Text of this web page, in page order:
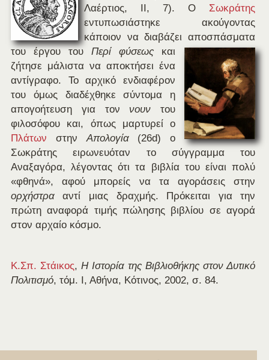
Λαέρτιος, ΙΙ, 7). Ο Σωκράτης
εντυπωσιάστηκε ακούγοντας
κάποιον να διαβάζειαποσπάσματα
του έργου τουΠερί φύσεως και
ζήτησε μάλιστα να αποκτήσει ένα
αντίγραφο. Το αρχικό ενδιαφέρον
του όμως διαδέχθηκε σύντομα η
απογοήτευση για τον νουν του
φιλοσόφου και, όπως μαρτυρεί ο
Πλάτων στηνΑπολογία(26d) ο
Σωκράτης ειρωνευόταν το σύγγραμμα του
Αναξαγόρα, λέγοντας ότι τα βιβλία του είναι πολύ
«φθηνά», αφού μπορείς να τα αγοράσεις στην
ορχήστρααντί μιας δραχμής. Πρόκειται για την
πρώτη αναφορά τιμής πώλησης βιβλίου σε αγορά
στον αρχαίο κόσμο.
Κ.Σπ. Στάικος, Η Ιστορία της Βιβλιοθήκης στον Δυτικό
Πολιτισμό, τόμ. Ι, Αθήνα, Κότινος, 2002, σ. 84.